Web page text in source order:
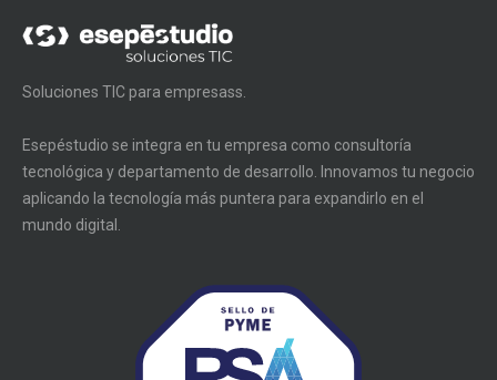
Soluciones TIC para empresass.
Esepéstudio se integra en tu empresa como consultoría
tecnológica y departamento de desarrollo. Innovamos tu negocio
aplicando la tecnología más puntera para expandirlo en el
mundo digital.